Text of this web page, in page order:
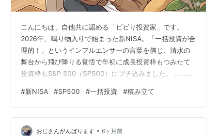
こんにちは、自他共に認める「ビビり投資家」です。
2026年、鳴り物入りで始まった新NISA。「一括投資が合
理的！」というインフルエンサーの言葉を信じ、清水の
舞台から飛び降りる覚悟で年初に成長投資枠もつみたて
投資枠もS&P 500（SP500）にブチ込みました。 ……そ
スを見るたびに心臓がバクバクし、夜中にふと目が覚め
ては証券口座のアプリを開きそうになる（そして怖くて
閉じ直す）、そんな情けない日々を過ごしています。 で
も、ビビりだからこそ、私は徹底的に調べました。 「過
#新NISA #SP500 #一括投資 #積み立て
おじさんがんばります • 6ヶ月前